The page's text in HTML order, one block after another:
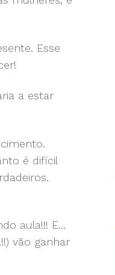
Esse
a estar
é difícil
aula!!! E…
vão ganhar